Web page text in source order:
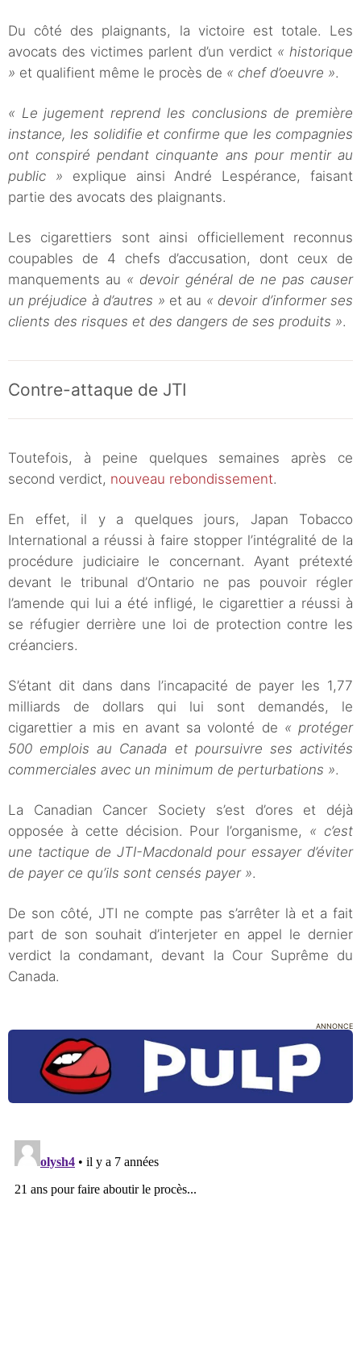
Du côté des plaignants, la victoire est totale. Les
avocats des victimes parlent d’un verdict « historique
» et qualifient même le procès de « chef d’oeuvre ».
« Le jugement reprend les conclusions de première
instance, les solidifie et confirme que les compagnies
ont conspiré pendant cinquante ans pour mentir au
public » explique ainsi André Lespérance, faisant
partie des avocats des plaignants.
Les cigarettiers sont ainsi officiellement reconnus
coupables de 4 chefs d’accusation, dont ceux de
manquements au « devoir général de ne pas causer
un préjudice à d’autres » et au « devoir d’informer ses
clients des risques et des dangers de ses produits ».
Contre-attaque de JTI
Toutefois, à peine quelques semaines après ce
second verdict, nouveau rebondissement.
En effet, il y a quelques jours, Japan Tobacco
International a réussi à faire stopper l’intégralité de la
procédure judiciaire le concernant. Ayant prétexté
devant le tribunal d’Ontario ne pas pouvoir régler
l’amende qui lui a été infligé, le cigarettier a réussi à
se réfugier derrière une loi de protection contre les
créanciers.
S’étant dit dans dans l’incapacité de payer les 1,77
milliards de dollars qui lui sont demandés, le
cigarettier a mis en avant sa volonté de « protéger
500 emplois au Canada et poursuivre ses activités
commerciales avec un minimum de perturbations ».
La Canadian Cancer Society s’est d’ores et déjà
opposée à cette décision. Pour l’organisme, « c’est
une tactique de JTI-Macdonald pour essayer d’éviter
de payer ce qu’ils sont censés payer ».
De son côté, JTI ne compte pas s’arrêter là et a fait
part de son souhait d’interjeter en appel le dernier
verdict la condamant, devant la Cour Suprême du
Canada.
ANNONCE